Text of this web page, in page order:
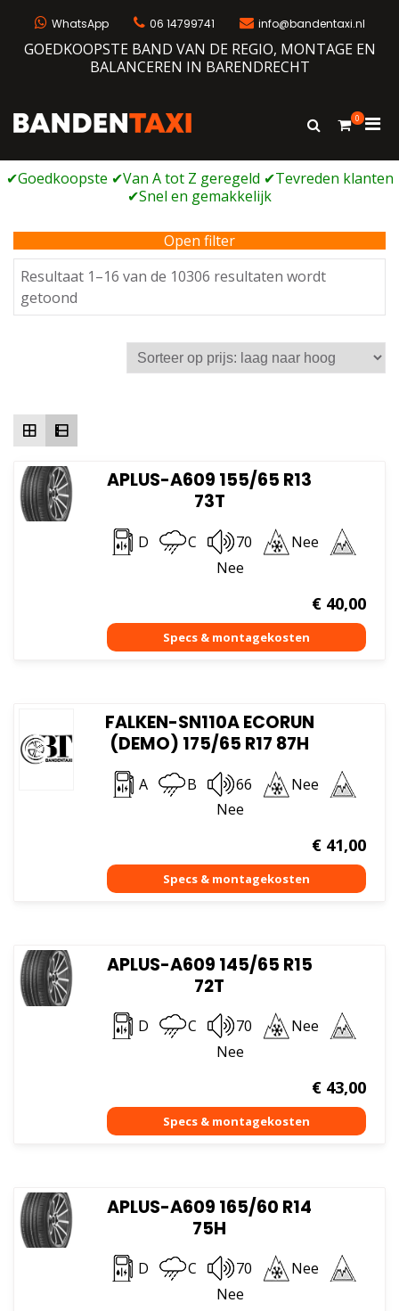
WhatsApp 06 14799741 info@bandentaxi.nl
GOEDKOOPSTE BAND VAN DE REGIO, MONTAGE EN
BALANCEREN IN BARENDRECHT
Bandengarage met eigen webshop
Toon
0
voor
Open filter
Resultaat 1–16 van de 10306 resultaten wordt
getoond
op
APLUS-A609 155/65 R13
73T
D C 70
Nee
Nee
€40,00
FALKEN-SN110A ECORUN
(DEMO) 175/65 R17 87H
A B 66
Nee
Nee
€41,00
APLUS-A609 145/65 R15
72T
D C 70
Nee
Nee
€43,00
APLUS-A609 165/60 R14
75H
D C 70
Nee
Nee